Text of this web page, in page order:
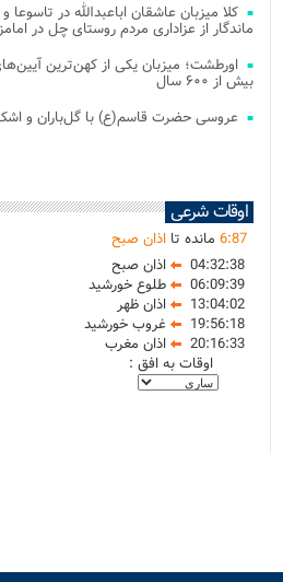
کلا میزبان عاشقان اباعبدالله در
ماندگار از عزاداری مردم روستای چل در
اورطشت؛ میزبان یکی از کهن‌ترین
بیش از ۶۰۰ سال
عروسی حضرت قاسم(ع) با گل‌باران و
اوقات شرعی
6:87 مانده تا اذان صبح
04:32:38
اذان صبح
06:09:39
طلوع خورشید
13:04:02
اذان ظهر
19:56:18
غروب خورشید
20:16:33
اذان مغرب
اوقات به افق :